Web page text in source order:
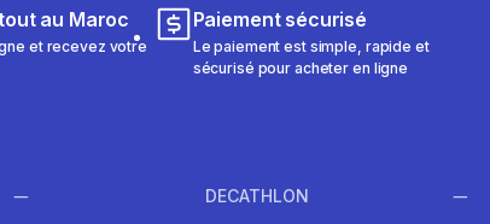
au Maroc
et recevez votre
Paiement sécurisé
Le paiement est simple, rapide et
sécurisé pour acheter en ligne
DECATHLON